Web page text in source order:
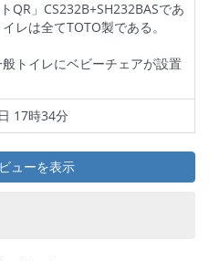
QR」CS232B+SH232BASであ
イレは全てTOTO製である。
にベビーチェアが設置
17時34分
ューを表示